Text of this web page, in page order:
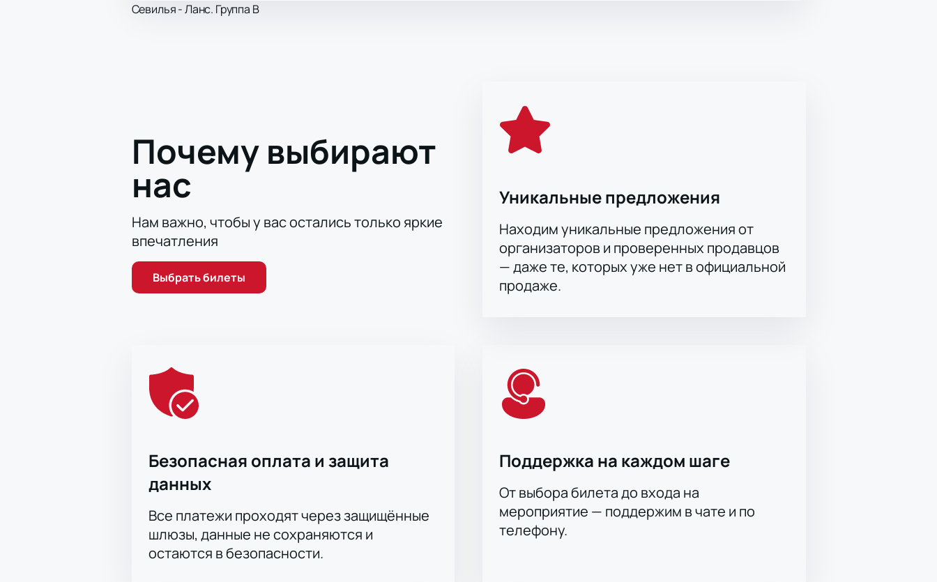
Севилья - Ланс. Группа B
Почему выбирают
нас
Нам важно, чтобы у вас остались только яркие
впечатления
Выбрать билеты
Уникальные предложения
Находим уникальные предложения от
организаторов и проверенных продавцов
— даже те, которых уже нет в официальной
продаже.
Безопасная оплата и защита
данных
Все платежи проходят через защищённые
шлюзы, данные не сохраняются и
остаются в безопасности.
Поддержка на каждом шаге
От выбора билета до входа на
мероприятие — поддержим в чате и по
телефону.